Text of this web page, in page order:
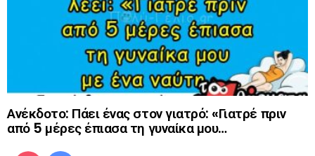
Ανέκδοτο: Πάει ένας στον γιατρό: «Γιατρέ πριν
από 5 μέρες έπιασα τη γυναίκα μου…